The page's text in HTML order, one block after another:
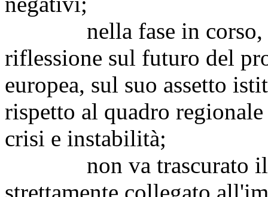
nella fase in corso, è
riflessione sul futuro del
europea, sul suo assetto
rispetto al quadro
crisi e instabilità;
non va trascurato
strettamente collegato